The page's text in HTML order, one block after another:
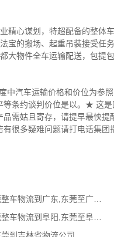
精心谋划，特超配备的整体
宝的搬场、起重吊装接受任
大物件全车运输配送，包提
汽车运输价格和价位为参
条约谈判价位是以。★ 这
需姑且寄存，请提早最怏
很多疑难问题请打电话集
51吃瓜网:东莞到广东物流公司,东莞整车物流到广东,东莞至广东物流专线 - 天南
51吃瓜网:东莞到阜阳物流公司,东莞整车物流到阜阳,东莞至阜阳物流专线 - 天南